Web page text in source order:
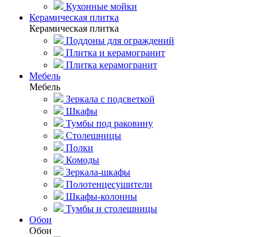
Кухонные мойки
Керамическая плитка
Керамическая плитка
Поддоны для ограждений
Плитка и керамогранит
Плитка керамогранит
Мебель
Мебель
Зеркала с подсветкой
Шкафы
Тумбы под раковину
Столешницы
Полки
Комоды
Зеркала-шкафы
Полотенцесушители
Шкафы-колонны
Тумбы и столешницы
Обои
Обои